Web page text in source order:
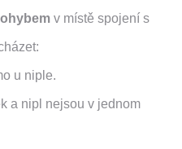
v místě spojení s
u niple.
a nipl nejsou v jednom